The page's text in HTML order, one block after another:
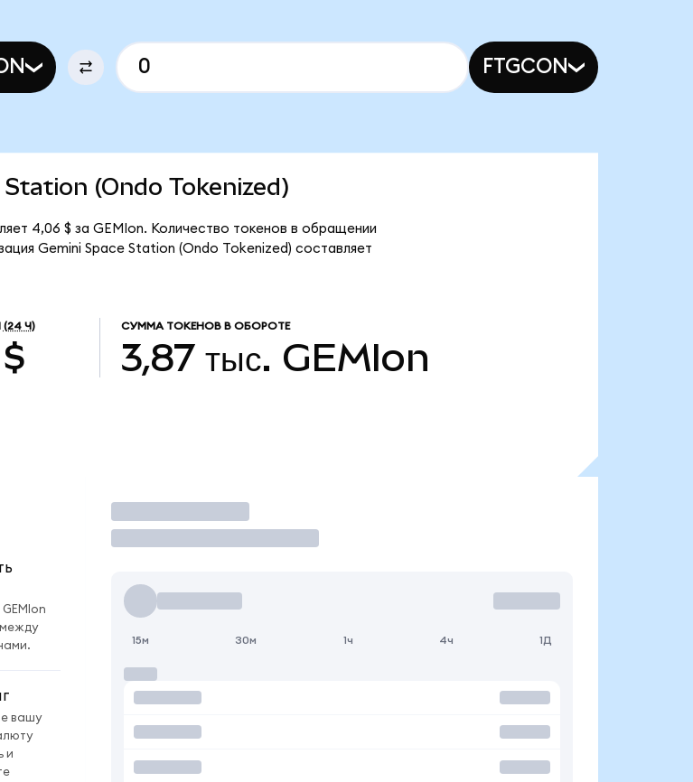
FTGCON
Station (Ondo Tokenized)
4,06 $ за GEMIon. Количество токенов в обращении
Gemini Space Station (Ondo Tokenized) составляет
(24 Ч) СУММА ТОКЕНОВ В ОБОРОТЕ
3,87 тыс. GEMIon
GEMIon
вашу
и
Торговать
15м 30м 1ч 4ч 1Д